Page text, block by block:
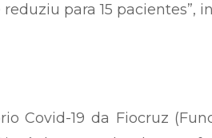
para 15 pacientes”,
Covid-19 da Fiocruz